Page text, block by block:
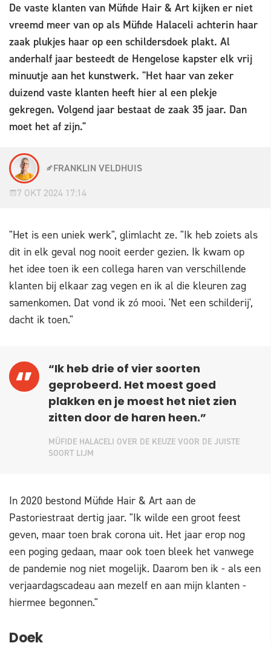
De vaste klanten van Müfide Hair & Art kijken er niet
vreemd meer van op als Müfide Halaceli achterin haar
zaak plukjes haar op een schildersdoek plakt. Al
anderhalf jaar besteedt de Hengelose kapster elk vrij
minuutje aan het kunstwerk. "Het haar van zeker
duizend vaste klanten heeft hier al een plekje
gekregen. Volgend jaar bestaat de zaak 35 jaar. Dan
moet het af zijn."
FRANKLIN VELDHUIS
7 OKT 2024 17:14
"Het is een uniek werk", glimlacht ze. "Ik heb zoiets als
dit in elk geval nog nooit eerder gezien. Ik kwam op
het idee toen ik een collega haren van verschillende
klanten bij elkaar zag vegen en ik al die kleuren zag
samenkomen. Dat vond ik zó mooi. 'Net een schilderij',
dacht ik toen."
“Ik heb drie of vier soorten
geprobeerd. Het moest goed
plakken en je moest het niet zien
zitten door de haren heen.”
MÜFIDE HALACELI OVER DE KEUZE VOOR DE JUISTE
SOORT LIJM
In 2020 bestond Müfide Hair & Art aan de
Pastoriestraat dertig jaar. "Ik wilde een groot feest
geven, maar toen brak corona uit. Het jaar erop nog
een poging gedaan, maar ook toen bleek het vanwege
de pandemie nog niet mogelijk. Daarom ben ik - als een
verjaardagscadeau aan mezelf en aan mijn klanten -
hiermee begonnen."
Doek